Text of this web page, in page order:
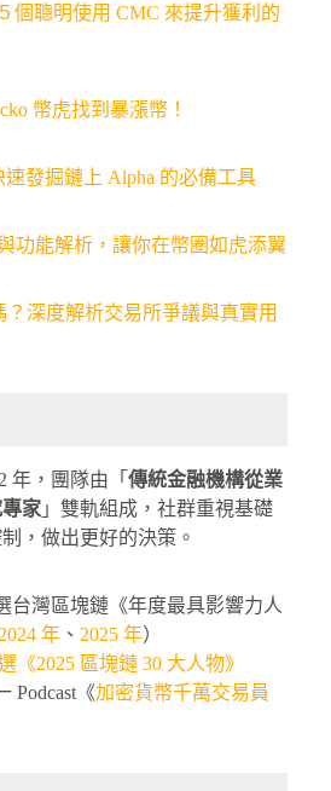
個聰明使用 CMC 來提升獲利的
幣虎找到暴漲幣！
速發掘鏈上 Alpha 的必備工具
功能解析，讓你在幣圈如虎添翼
？深度解析交易所爭議與真實用
年，團隊由「 傳統金融機構從業
家 」雙軌組成，社群重視基礎
，做出更好的決策。
台灣區塊鏈《年度最具影響力人
2024 年 、 2025 年）
《2025 區塊鏈 30 大人物》
Podcast《加密貨幣千萬交易員